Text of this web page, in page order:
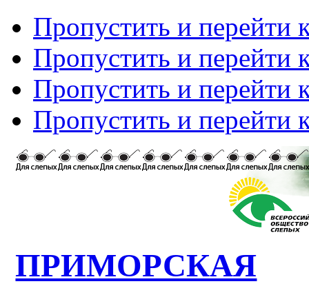
Пропустить и перейти
Пропустить и перейти
Пропустить и перейти
Пропустить и перейти
ПРИМОРСКАЯ